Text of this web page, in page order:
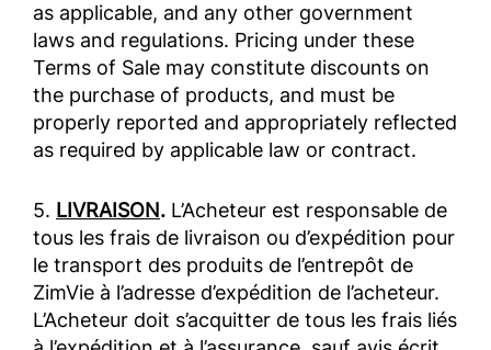
as applicable, and any other government
laws and regulations. Pricing under these
Terms of Sale may constitute discounts on
the purchase of products, and must be
properly reported and appropriately reflected
as required by applicable law or contract.
5. LIVRAISON. L’Acheteur est responsable de
tous les frais de livraison ou d’expédition pour
le transport des produits de l’entrepôt de
ZimVie à l’adresse d’expédition de l’acheteur.
L’Acheteur doit s’acquitter de tous les frais liés